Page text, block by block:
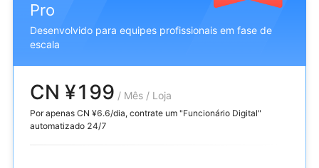
Pro
Desenvolvido para equipes profissionais em fase de
escala
CN ¥199 / Mês / Loja
Por apenas CN ¥6.6/dia, contrate um "Funcionário Digital"
automatizado 24/7